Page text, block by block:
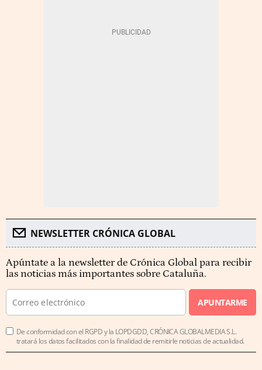
NEWSLETTER CRÓNICA GLOBAL
Apúntate a la newsletter de Crónica Global para recibir
las noticias más importantes sobre Cataluña.
APUNTARME
De conformidad con el RGPD y la LOPDGDD, CRÓNICA GLOBALMEDIA S.L.
tratará los datos facilitados con la finalidad de remitirle noticias de actualidad.